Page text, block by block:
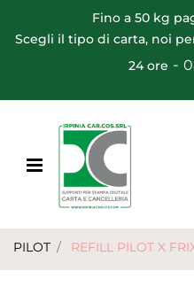
Fino a 50 kg
Scegli il tipo di carta, noi
24 ore -
Open menu
PILOT REFILL PILOT X